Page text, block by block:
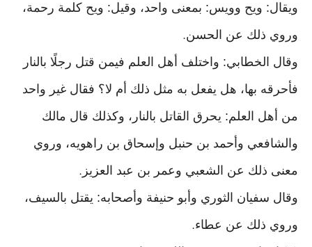
ويقال: ويح وويس: بمعنى واحد، وقيل: ويح كلمة رحمة،
وروي ذلك عن الحسن.
وقال الخطابي: واختلف أهل العلم فيمن قتل رجلًا بالنار
فأحرقه بها، هل يفعل به مثل ذلك أم لا؟ فقال غير واحد
من أهل العلم: يحرق القاتل بالنار، وكذلك قال مالك
والشافعي وأحمد بن حنبل وإسحاق بن راهويه، وروي
معنى ذلك عن الشعبي وعمر بن عبد العزيز .
وقال سفيان الثوري وأبو حنيفة وأصحابه: يقتل بالسيف،
وروي ذلك عن عطاء.